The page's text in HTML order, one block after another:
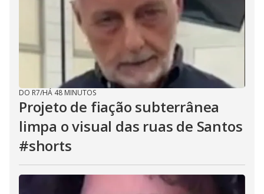
DO R7/HÁ 48 MINUTOS
Projeto de fiação subterrânea
limpa o visual das ruas de Santos
#shorts